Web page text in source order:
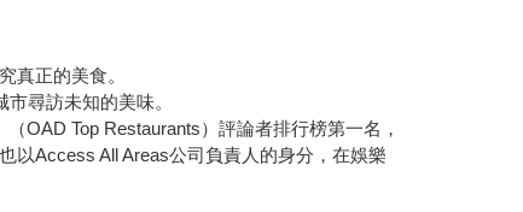
正的美食。
尋訪未知的美味。
Top Restaurants）評論者排行榜第一名，
以Access All Areas公司負責人的身分，在娛樂